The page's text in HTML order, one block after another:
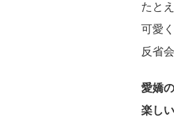
たと
可愛
反省
愛嬌
楽し